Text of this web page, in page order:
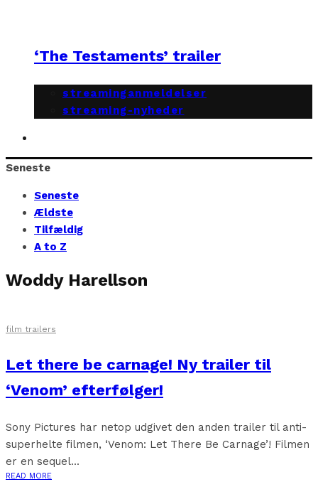
‘The Testaments’ trailer
streaminganmeldelser
streaming-nyheder
Seneste
Seneste
Ældste
Tilfældig
A to Z
Woddy Harellson
film trailers
Let there be carnage! Ny trailer til
‘Venom’ efterfølger!
Sony Pictures har netop udgivet den anden trailer til anti-
superhelte filmen, ‘Venom: Let There Be Carnage’! Filmen
er en sequel...
READ MORE